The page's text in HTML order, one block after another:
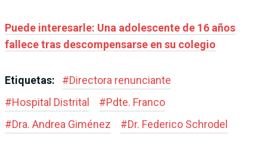
Puede interesarle: Una adolescente de 16 años
fallece tras descompensarse en su colegio
Etiquetas: #Directora renunciante
#Hospital Distrital #Pdte. Franco
#Dra. Andrea Giménez #Dr. Federico Schrodel